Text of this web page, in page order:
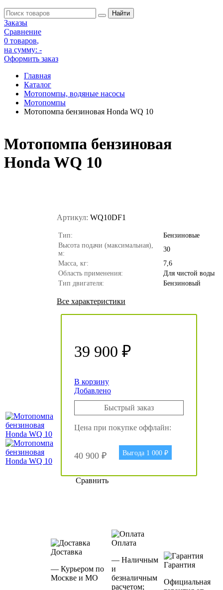
Заказы
Сравнение
0 товаров,
на сумму: -
Оформить заказ
Главная
Каталог
Мотопомпы, водяные насосы
Мотопомпы
Мотопомпа бензиновая Honda WQ 10
Мотопомпа бензиновая
Honda WQ 10
Артикул: WQ10DF1
Тип:
Бензиновые
Высота подачи (максимальная),
м:
30
Масса, кг:
7,6
Область применения:
Для чистой воды
Тип двигателя:
Бензиновый
Все характеристики
39 900 ₽
В корзину
Добавлено
Быстрый заказ
Цена при покупке оффлайн:
40 900 ₽ Выгода 1 000 ₽
Сравнить
Доставка
— Курьером по
Москве и МО
Оплата
— Наличным
и
безналичным
расчетом;
Гарантия
Официальная